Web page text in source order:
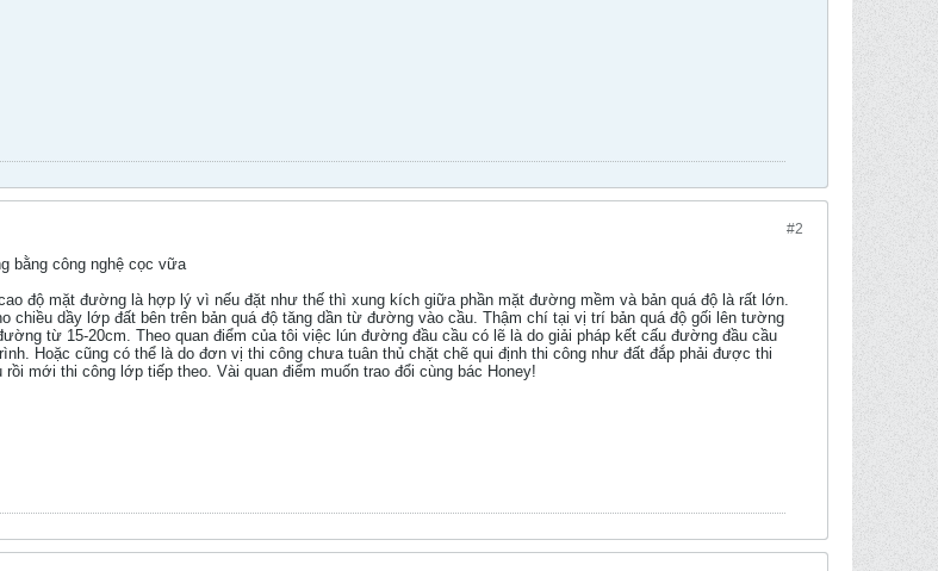
#2
bằng công nghệ cọc vữa
độ mặt đường là hợp lý vì nếu đặt như thế thì xung kích giữa phần mặt đường mềm và bản quá độ là rất lớn.
chiều dầy lớp đất bên trên bản quá độ tăng dần từ đường vào cầu. Thậm chí tại vị trí bản quá độ gối lên tường
từ 15-20cm. Theo quan điểm của tôi việc lún đường đầu cầu có lẽ là do giải pháp kết cấu đường đầu cầu
Hoặc cũng có thể là do đơn vị thi công chưa tuân thủ chặt chẽ qui định thi công như đất đắp phải được thi
mới thi công lớp tiếp theo. Vài quan điểm muốn trao đổi cùng bác Honey!